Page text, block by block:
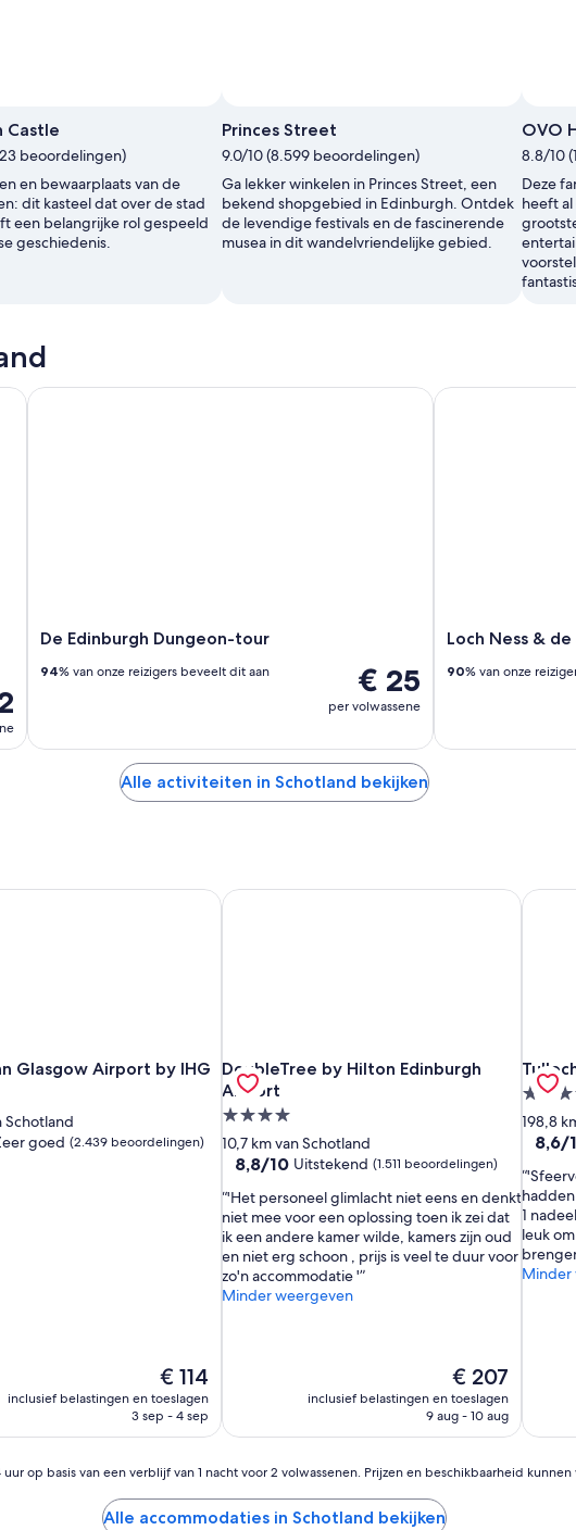
Castle
beoordelingen)
en bewaarplaats van de
dit kasteel dat over de stad
een belangrijke rol gespeeld
geschiedenis.
Princes Street
9.0/10 (8.599 beoordelingen)
Ga lekker winkelen in Princes Street, een
bekend shopgebied in Edinburgh. Ontdek
de levendige festivals en de fascinerende
musea in dit wandelvriendelijke gebied.
OVO
8.8/10
Deze
heeft
per bus
De Edinburgh Dungeon-tour
€ 25
per volwassene
94% van onze reizigers beveelt dit aan
De Edinburgh Dungeon-tour
Loch Ness &
90% van onze
Loch Ness & de
Alle activiteiten in Schotland bekijken
Glasgow Airport by IHG
Glasgow Airport by IHG
Schotland
goed (2.439 beoordelingen)
De
prijs
is
€ 114
inclusief belastingen en toeslagen
3 sep - 4 sep
Glasgow Airport by IHG
DoubleTree by Hilton Edinburgh
Airport
DoubleTree by Hilton Edinburgh Airport
4.0-
sterrenaccommodatie
10,7 km van Schotland
8.8
10,
Uitstekend,
(1.511
beoordelingen)
8,8/10 Uitstekend (1.511 beoordelingen)
'Het personeel glimlacht niet eens en denkt
niet mee voor een oplossing toen ik zei dat
ik een andere kamer wilde, kamers zijn oud
en niet erg schoon , prijs is veel te duur voor
zo'n accommodatie '
Minder weergeven
De
prijs
is
€ 207
inclusief belastingen en toeslagen
9 aug - 10 aug
DoubleTree by Hilton Edinburgh Airport
4.0-
198,8
8.6
10,
(819
8,6/
1
leuk
Minder
op basis van een verblijf van 1 nacht voor 2 volwassenen. Prijzen en beschikbaarheid
Alle accommodaties in Schotland bekijken